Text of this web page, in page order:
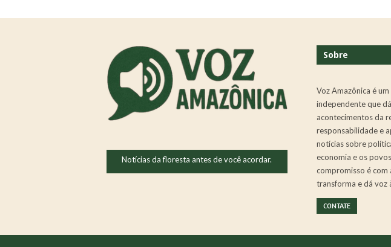
Notícias da floresta antes de você acordar.
Sobre
Voz Amazônica é
independente que
acontecimentos da
responsabilidade e
notícias sobre
economia e os
compromisso é com
transforma e dá voz
CONTATE